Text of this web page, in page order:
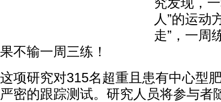
究发现，
人”的运
走”，一周
果不输一周三练！
这项研究对315名超重且患有中心型
严密的跟踪测试。研究人员将参与者